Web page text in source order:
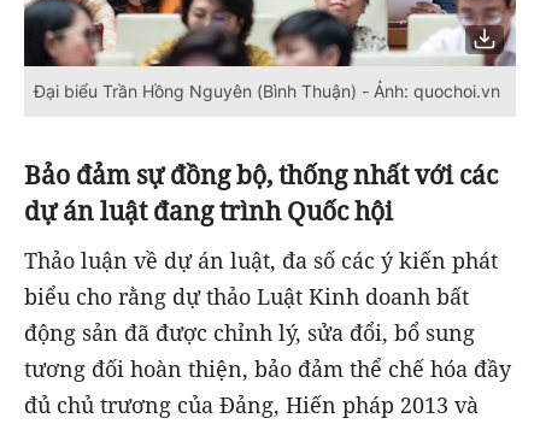
Đại biểu Trần Hồng Nguyên (Bình Thuận) - Ảnh: quochoi.vn
Bảo đảm sự đồng bộ, thống nhất với các
dự án luật đang trình Quốc hội
Thảo luận về dự án luật, đa số các ý kiến phát
biểu cho rằng dự thảo Luật Kinh doanh bất
động sản đã được chỉnh lý, sửa đổi, bổ sung
tương đối hoàn thiện, bảo đảm thể chế hóa đầy
đủ chủ trương của Đảng, Hiến pháp 2013 và